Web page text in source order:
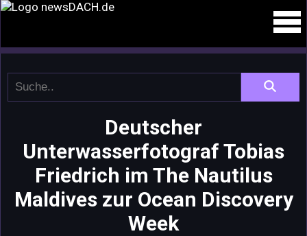
Deutscher
Unterwasserfotograf Tobias
Friedrich im The Nautilus
Maldives zur Ocean Discovery
Week